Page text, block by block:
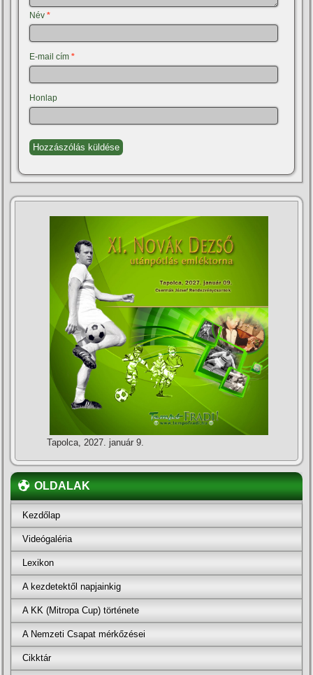
Név*
E-mail cím*
Honlap
Tapolca, 2027. január 9.
OLDALAK
Kezdőlap
Videógaléria
Lexikon
A kezdetektől napjainkig
A KK (Mitropa Cup) története
A Nemzeti Csapat mérkőzései
Cikktár